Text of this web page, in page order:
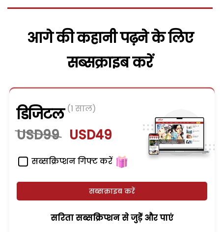
आगे की कहानी पढ़ने के लिए
सब्सक्राइब करें
डिजिटल (1 साल)
USD99 USD49
सब्सक्रिप्शन गिफ्ट करें
सब्सक्राइब करें
सरिता सब्सक्रिप्शन से जुड़ेें और पाएं